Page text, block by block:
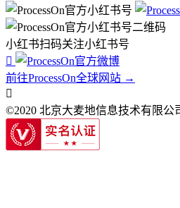
小红书扫码关注小红书号

前往ProcessOn全球网站 →

©2020 北京大麦地信息技术有限公